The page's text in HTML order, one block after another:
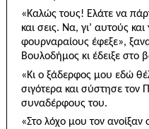
«Καλώς τους! Ελάτε να
και σεις. Να, γι’ αυτούς και
φουρναραίους έφεξε»,
Βουλοδήμος κι έδειξε στο
«Κι ο ξάδερφος μου εδώ
σιγότερα και σύστησε τον
συναδέρφους του.
«Στο λόχο μου τον ανοίξαν